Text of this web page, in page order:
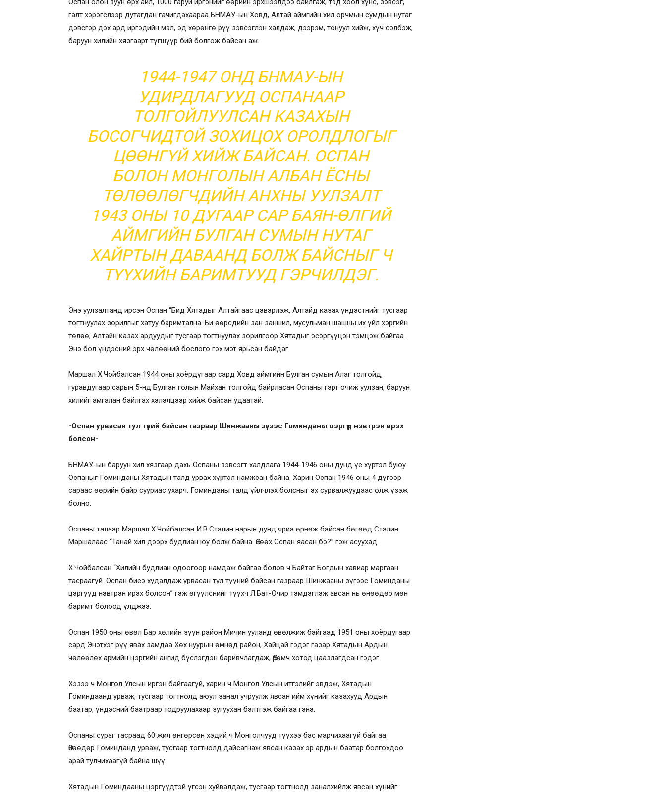
Оспан олон зуун өрх айл, 1000 гаруй иргэнийг өөрийн эрхшээлдээ байлгаж, тэд хоол хүнс, зэвсэг,
галт хэрэгслээр дутагдан гачигдахаараа БНМАУ-ын Ховд, Алтай аймгийн хил орчмын сумдын нутаг
дэвсгэр дэх ард иргэдийн мал, эд хөрөнгө рүү зэвсэглэн халдаж, дээрэм, тонуул хийж, хүч сэлбэж,
баруун хилийн хязгаарт түгшүүр бий болгож байсан аж.
1944-1947 ОНД БНМАУ-ЫН
УДИРДЛАГУУД ОСПАНААР
ТОЛГОЙЛУУЛСАН КАЗАХЫН
БОСОГЧИДТОЙ ЗОХИЦОХ ОРОЛДЛОГЫГ
ЦӨӨНГҮЙ ХИЙЖ БАЙСАН. ОСПАН
БОЛОН МОНГОЛЫН АЛБАН ЁСНЫ
ТӨЛӨӨЛӨГЧДИЙН АНХНЫ УУЛЗАЛТ
1943 ОНЫ 10 ДУГААР САР БАЯН-ӨЛГИЙ
АЙМГИЙН БУЛГАН СУМЫН НУТАГ
ХАЙРТЫН ДАВААНД БОЛЖ БАЙСНЫГ Ч
ТҮҮХИЙН БАРИМТУУД ГЭРЧИЛДЭГ.
Энэ уулзалтанд ирсэн Оспан “Бид Хятадыг Алтайгаас цэвэрлэж, Алтайд казах үндэстнийг тусгаар
тогтнуулах зорилгыг хатуу баримтална. Би өөрсдийн зан заншил, мусульман шашны их үйл хэргийн
төлөө, Алтайн казах ардуудыг тусгаар тогтнуулах зорилгоор Хятадыг эсэргүүцэн тэмцэж байгаа.
Энэ бол үндэсний эрх чөлөөний бослого гэх мэт ярьсан байдаг.
Маршал Х.Чойбалсан 1944 оны хоёрдүгаар сард Ховд аймгийн Булган сумын Алаг толгойд,
гуравдугаар сарын 5-нд Булган голын Майхан толгойд байрласан Оспаны гэрт очиж уулзан, баруун
хилийг амгалан байлгах хэлэлцээр хийж байсан удаатай.
-Оспан урвасан тул түүний байсан газраар Шинжааны зүгээс Гоминданы цэргүүд нэвтрэн ирэх
болсон-
БНМАУ-ын баруун хил хязгаар дахь Оспаны зэвсэгт халдлага 1944-1946 оны дунд үе хүртэл буюу
Оспаныг Гоминданы Хятадын талд урвах хүртэл намжсан байна. Харин Оспан 1946 оны 4 дүгээр
сараас өөрийн байр сууриас ухарч, Гоминданы талд үйлчлэх болсныг эх сурвалжуудаас олж үзэж
болно.
Оспаны талаар Маршал Х.Чойбалсан И.В.Сталин нарын дунд яриа өрнөж байсан бөгөөд Сталин
Маршалаас “Танай хил дээрх будлиан юу болж байна. Өнөөх Оспан яасан бэ?” гэж асуухад
Х.Чойбалсан “Хилийн будлиан одоогоор намдаж байгаа болов ч Байтаг Богдын хавиар маргаан
тасраагүй. Оспан биеэ худалдаж урвасан тул түүний байсан газраар Шинжааны зүгээс Гоминданы
цэргүүд нэвтрэн ирэх болсон” гэж өгүүлснийг түүхч Л.Бат-Очир тэмдэглэж авсан нь өнөөдөр мөн
баримт болоод үлджээ.
Оспан 1950 оны өвөл Бар хөлийн зүүн район Мичин ууланд өвөлжиж байгаад 1951 оны хоёрдугаар
сард Энэтхэг рүү явах замдаа Хөх нуурын өмнөд район, Хайцай гэдэг газар Хятадын Ардын
чөлөөлөх армийн цэргийн ангид бүслэгдэн баривчлагдаж, Өрөмч хотод цаазлагдсан гэдэг.
Хэзээ ч Монгол Улсын иргэн байгаагүй, харин ч Монгол Улсын итгэлийг эвдэж, Хятадын
Гоминдаанд урваж, тусгаар тогтнолд аюул занал учруулж явсан ийм хүнийг казахууд Ардын
баатар, үндэсний баатраар тодруулахаар зугуухан бэлтгэж байгаа гэнэ.
Оспаны сураг тасраад 60 жил өнгөрсөн хэдий ч Монголчууд түүхээ бас марчихаагүй байгаа.
Өнөөдөр Гоминданд урваж, тусгаар тогтнолд дайсагнаж явсан казах эр ардын баатар болгохдоо
арай тулчихаагүй байна шүү.
Хятадын Гоминдааны цэргүүдтэй үгсэн хуйвалдаж, тусгаар тогтнолд заналхийлж явсан хүнийг